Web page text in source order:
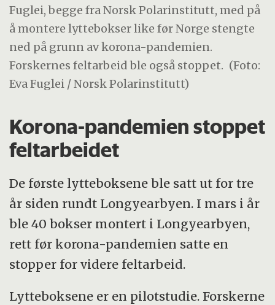
Fuglei, begge fra Norsk Polarinstitutt, med på
å montere lyttebokser like før Norge stengte
ned på grunn av korona-pandemien.
Forskernes feltarbeid ble også stoppet. (Foto:
Eva Fuglei / Norsk Polarinstitutt)
Korona-pandemien stoppet
feltarbeidet
De første lytteboksene ble satt ut for tre
år siden rundt Longyearbyen. I mars i år
ble 40 bokser montert i Longyearbyen,
rett før korona-pandemien satte en
stopper for videre feltarbeid.
Lytteboksene er en pilotstudie. Forskerne